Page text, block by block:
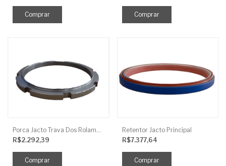
R$2.292,39
Retentor Jacto Principal
R$7.377,64